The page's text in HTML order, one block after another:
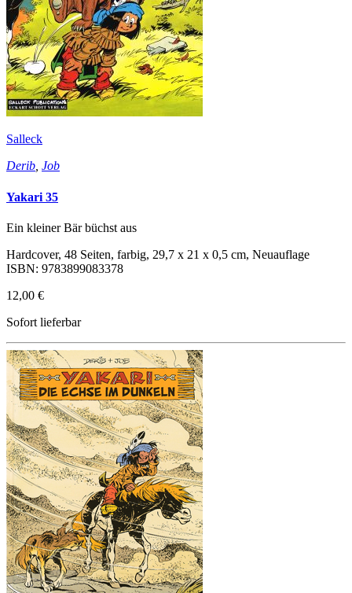
Salleck
Derib, Job
Yakari 35
Ein kleiner Bär büchst aus
Hardcover, 48 Seiten, farbig, 29,7 x 21 x 0,5 cm, Neuauflage
ISBN: 9783899083378
12,00 €
Sofort lieferbar